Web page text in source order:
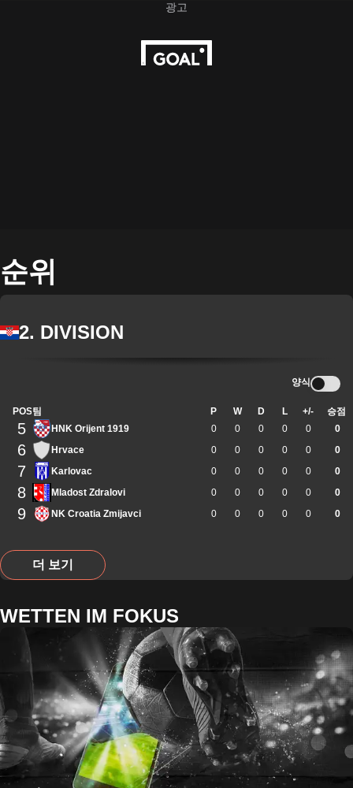
순위
2. DIVISION
양식
POS팀 P W D L +/- 승점
5 HNK Orijent 1919 0 0 0 0 0 0
6 Hrvace 0 0 0 0 0 0
7 Karlovac 0 0 0 0 0 0
8 Mladost Zdralovi 0 0 0 0 0 0
9 NK Croatia Zmijavci 0 0 0 0 0 0
더 보기
WETTEN IM FOKUS